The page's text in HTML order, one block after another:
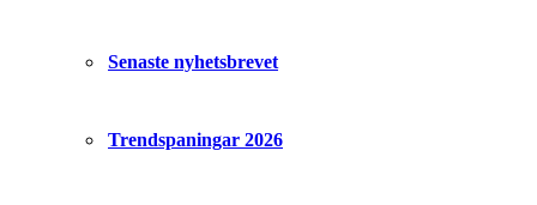
Senaste nyhetsbrevet
Trendspaningar 2026